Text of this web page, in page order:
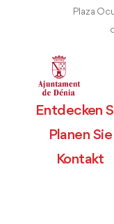
Plaza
Entdecken
Planen Sie
Kontakt